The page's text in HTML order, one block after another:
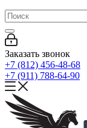
Заказать звонок
+7 (812) 456-48-68
+7 (911) 788-64-90